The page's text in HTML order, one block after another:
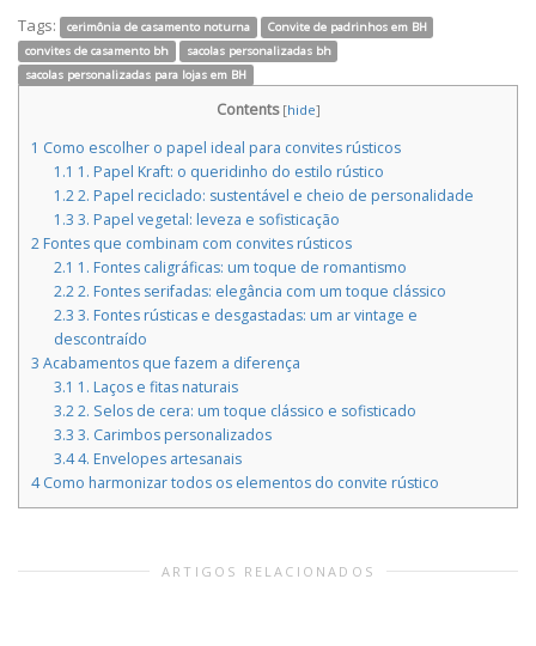
Tags:
cerimônia de casamento noturna
Convite de padrinhos em BH
convites de casamento bh
sacolas personalizadas bh
sacolas personalizadas para lojas em BH
Contents [hide]
1 Como escolher o papel ideal para convites rústicos
1.1 1. Papel Kraft: o queridinho do estilo rústico
1.22. Papel reciclado: sustentável e cheio de personalidade
1.3 3. Papel vegetal: leveza e sofisticação
2 Fontes que combinam com convites rústicos
2.1 1. Fontes caligráficas: um toque de romantismo
2.22. Fontes serifadas: elegância com um toque clássico
2.3 3. Fontes rústicas e desgastadas: um ar vintage e
descontraído
3 Acabamentos que fazem a diferença
3.1 1. Laços e fitas naturais
3.22. Selos de cera: um toque clássico e sofisticado
3.3 3. Carimbos personalizados
3.44. Envelopes artesanais
4Como harmonizar todos os elementos do convite rústico
ARTIGOS RELACIONADOS